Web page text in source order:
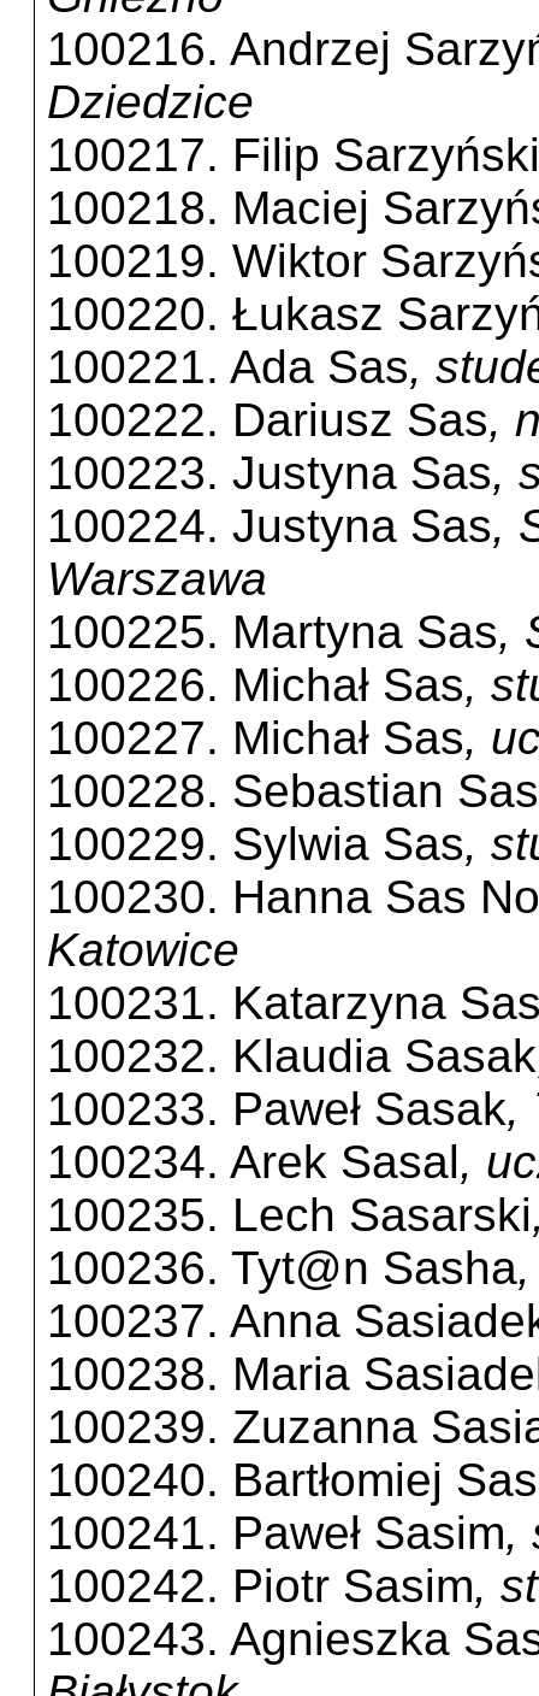
100216. Andrzej
Dziedzice
100217. Filip Sarzyński
100218. Maciej
100219. Wiktor
100220. Łukasz
100221. Ada Sas,
100222. Dariusz Sas,
100223. Justyna Sas,
100224. Justyna Sas,
Warszawa
100225. Martyna Sas,
100226. Michał Sas,
100227. Michał Sas,
100228. Sebastian Sas
100229. Sylwia Sas,
100230. Hanna Sas
Katowice
100231. Katarzyna
100232. Klaudia Sasak
100233. Paweł Sasak,
100234. Arek Sasal,
100235. Lech Sasarski
100236. Tyt@n Sasha
100237. Anna
100238. Maria
100239. Zuzanna
100240. Bartłomiej
100241. Paweł Sasim,
100242. Piotr Sasim,
100243. Agnieszka